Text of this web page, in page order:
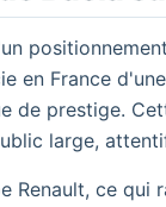
en France
de prestige.
large,
Renault, ce